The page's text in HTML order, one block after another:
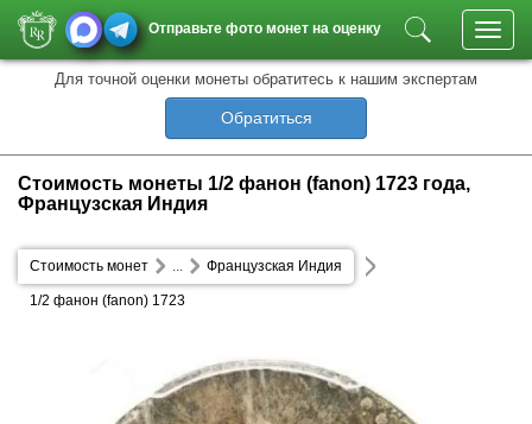
Отправьте фото монет на оценку
Для точной оценки монеты обратитесь к нашим экспертам
Обратиться
Стоимость монеты 1/2 фанон (fanon) 1723 года,
Французская Индия
Стоимость монет Французская Индия
...
1/2 фанон (fanon) 1723